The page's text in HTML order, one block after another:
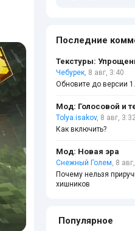
Последние
Чебурек, 8 авг, 3:40
Обновите до версии
Мод: Голосовой и
Tolya.isakov, 8 авг,
Как включить?
Мод: Новая эра
Снежный Голем, 8
Почему нельзя
хишников
Популярное